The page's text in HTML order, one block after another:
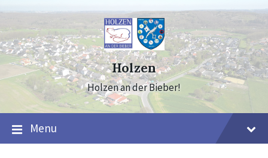
to
content
to
navigation
to
footer
Holzen
Holzen an der Bieber!
Menu